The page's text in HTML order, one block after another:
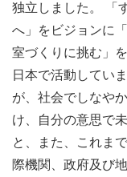
独立しました。 「
へ」をビジョンに
室づくりに挑む」
日本で活動してい
が、社会でしなや
け、自分の意思で
と、また、これま
際機関、政府及び